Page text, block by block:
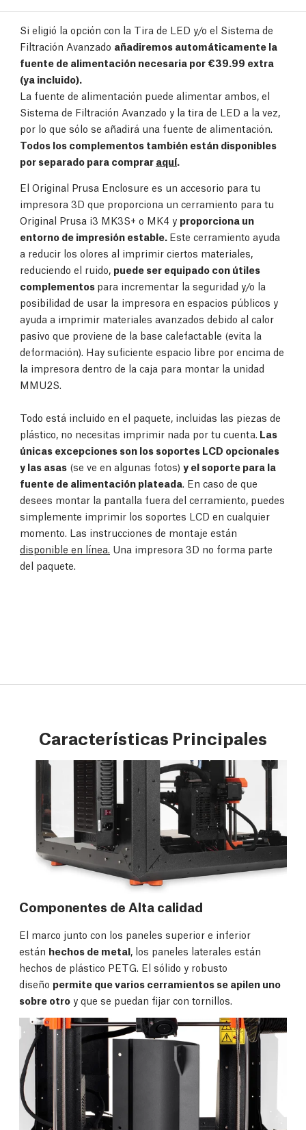
Si eligió la opción con la Tira de LED y/o el Sistema de
Filtración Avanzado añadiremos automáticamente la
fuente de alimentación necesaria por €39.99 extra
(ya incluido).
La fuente de alimentación puede alimentar ambos, el
Sistema de Filtración Avanzado y la tira de LED a la vez,
por lo que sólo se añadirá una fuente de alimentación.
Todos los complementos también están disponibles
por separado para comprar aquí.
El Original Prusa Enclosure es un accesorio para tu
impresora 3D que proporciona un cerramiento para tu
Original Prusa i3 MK3S+ o MK4 y proporciona un
entorno de impresión estable. Este cerramiento ayuda
a reducir los olores al imprimir ciertos materiales,
reduciendo el ruido, puede ser equipado con útiles
complementos para incrementar la seguridad y/o la
posibilidad de usar la impresora en espacios públicos y
ayuda a imprimir materiales avanzados debido al calor
pasivo que proviene de la base calefactable (evita la
deformación). Hay suficiente espacio libre por encima de
la impresora dentro de la caja para montar la unidad
MMU2S.
Todo está incluido en el paquete, incluidas las piezas de
plástico, no necesitas imprimir nada por tu cuenta. Las
únicas excepciones son los soportes LCD opcionales
y las asas (se ve en algunas fotos) y el soporte para la
fuente de alimentación plateada. En caso de que
desees montar la pantalla fuera del cerramiento, puedes
simplemente imprimir los soportes LCD en cualquier
momento. Las instrucciones de montaje están
disponible en línea. Una impresora 3D no forma parte
del paquete.
Características Principales
Componentes de Alta calidad
El marco junto con los paneles superior e inferior
están hechos de metal , los paneles laterales están
hechos de plástico PETG. El sólido y robusto
diseño permite que varios cerramientos se apilen uno
sobre otro y que se puedan fijar con tornillos.